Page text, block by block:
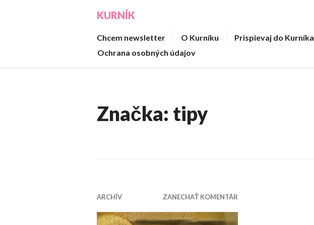
KURNÍK
Chcem newsletter O Kurníku Prispievaj do Kurníka
Ochrana osobných údajov
Značka: tipy
ARCHÍV ZANECHAŤ KOMENTÁR